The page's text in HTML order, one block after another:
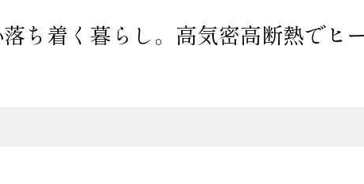
ち着く暮らし。高気密高断熱でヒ